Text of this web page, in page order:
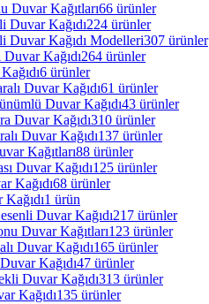
Duvar Kağıtları66 ürünler
Duvar Kağıdı224 ürünler
Duvar Kağıdı Modelleri307 ürünler
Duvar Kağıdı264 ürünler
6 ürünler
Duvar Kağıdı61 ürünler
Duvar Kağıdı43 ürünler
Duvar Kağıdı310 ürünler
Duvar Kağıdı137 ürünler
Kağıtları88 ürünler
Duvar Kağıdı125 ürünler
Kağıdı68 ürünler
1 ürün
Duvar Kağıdı217 ürünler
Duvar Kağıtları123 ürünler
Duvar Kağıdı165 ürünler
Kağıdı47 ürünler
Duvar Kağıdı313 ürünler
Kağıdı135 ürünler